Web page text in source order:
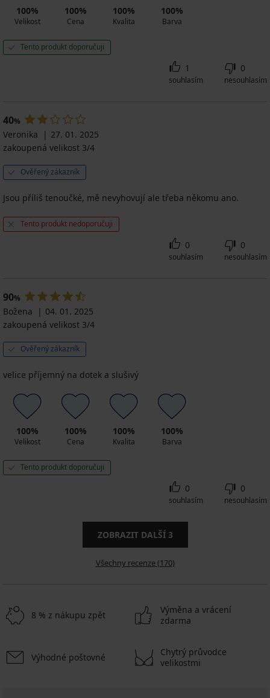
100%
Velikost
100%
Cena
100%
Kvalita
100%
Barva
Tento produkt doporučuji
1
souhlasím
0
nesouhlasím
40%
Veronika
27. 01. 2025
zakoupená velikost 3/4
Ověřený zákazník
Jsou příliš tenoučké, mě nevyhovují ale třeba někomu ano.
Tento produkt nedoporučuji
0
souhlasím
0
nesouhlasím
90%
Božena
04. 01. 2025
zakoupená velikost 3/4
Ověřený zákazník
velice příjemný na dotek a slušivý
100%
Velikost
100%
Cena
100%
Kvalita
100%
Barva
Tento produkt doporučuji
0
souhlasím
0
nesouhlasím
ZOBRAZIT DALŠÍ 3
Všechny recenze (170)
8 % z nákupu zpět
Výměna a vrácení
zdarma
Výhodné poštovné
Chytrý průvodce
velikostmi